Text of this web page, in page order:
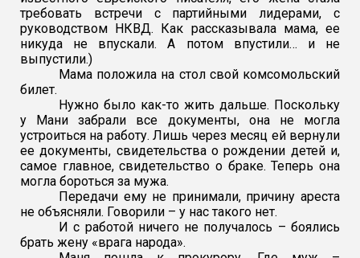
требовать встречи с партийными лидерами, с
руководством НКВД. Как рассказывала мама, ее
никуда не впускали. А потом впустили… и не
выпустили.)
Мама положила на стол свой комсомольский
билет.
Нужно было как-то жить дальше. Поскольку
у Мани забрали все документы, она не могла
устроиться на работу. Лишь через месяц ей вернули
ее документы, свидетельства о рождении детей и,
самое главное,свидетельство о браке. Теперь она
могла бороться за мужа.
Передачи ему не принимали, причину ареста
не объясняли. Говорили – у нас такого нет.
И с работой ничего не получалось – боялись
брать жену «врага народа».